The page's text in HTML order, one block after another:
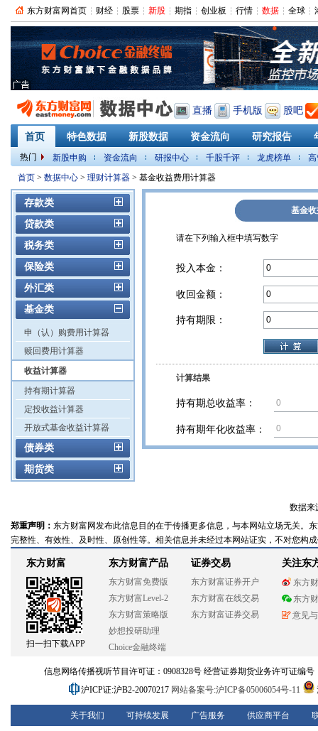
东方财富网首页 财经 股票 新股 期指 创业板 行情 数据 全球
直播 手机版 股吧
首页 特色数据 新股数据 资金流向 研究报告
热门 新股申购 资金流向 研报中心 千股千评 龙虎榜单
PMI
首页 > 数据中心 > 理财计算器 > 基金收益费用计算器
存款类
贷款类
税务类
保险类
外汇类
基金类
申（认）购费用计算器
赎回费用计算器
收益计算器
持有期计算器
定投收益计算器
开放式基金收益计算器
债券类
期货类
基金
请在下列输入框中填写数字
投入本金：
收回金额：
持有期限：
计算结果
持有期总收益率：
持有期年化收益率：
数据来
郑重声明： 东方财富网发布此信息目的在于传播更多信息，与本网站立场无关。
完整性、有效性、及时性、原创性等。相关信息并未经过本网站证实，不对您构